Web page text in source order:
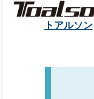
トアルソン